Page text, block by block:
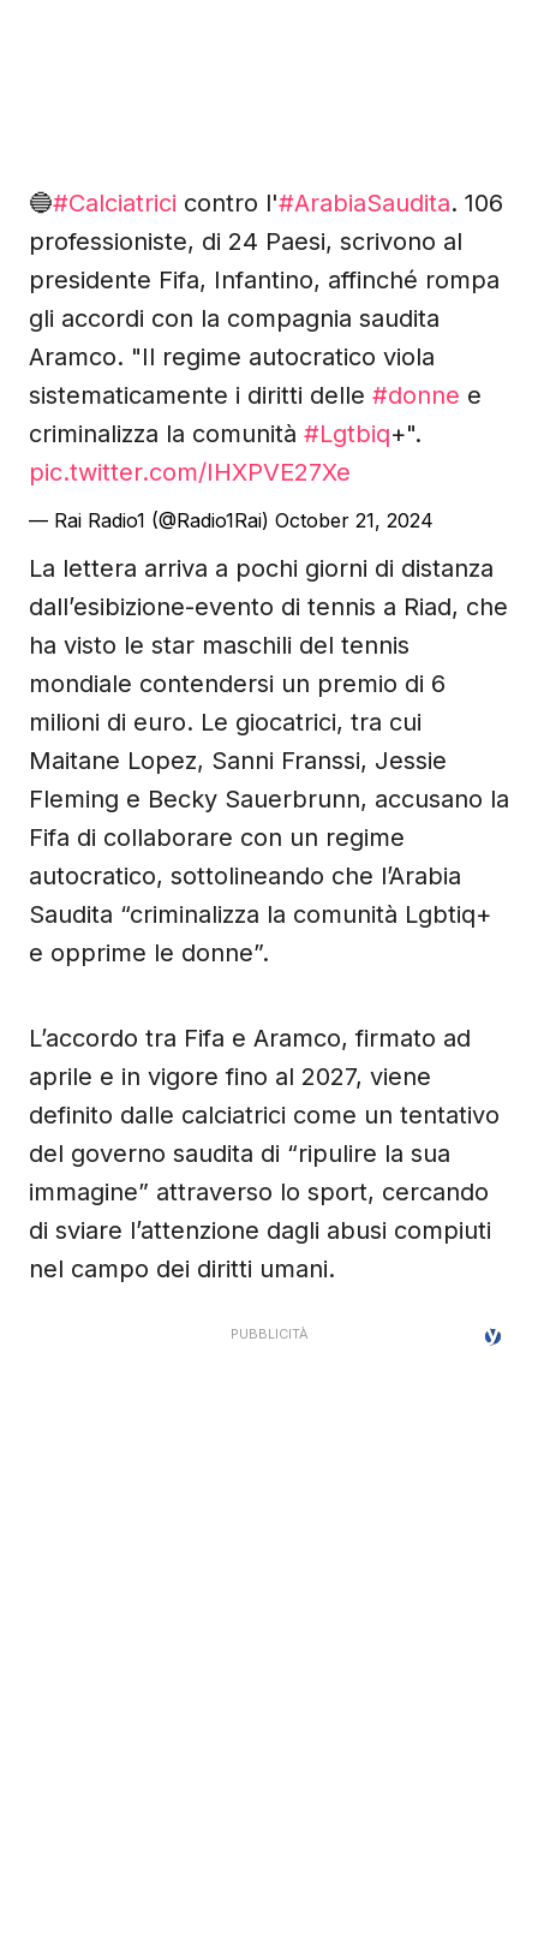
🔵#Calciatrici contro l'#ArabiaSaudita. 106
professioniste, di 24 Paesi, scrivono al
presidente Fifa, Infantino, affinché rompa
gli accordi con la compagnia saudita
Aramco. "Il regime autocratico viola
sistematicamente i diritti delle #donne e
criminalizza la comunità #Lgtbiq+".
pic.twitter.com/IHXPVE27Xe
— Rai Radio1 (@Radio1Rai) October 21, 2024
La lettera arriva a pochi giorni di distanza
dall’esibizione-evento di tennis a Riad, che
ha visto le star maschili del tennis
mondiale contendersi un premio di 6
milioni di euro. Le giocatrici, tra cui
Maitane Lopez, Sanni Franssi, Jessie
Fleming e Becky Sauerbrunn, accusano la
Fifa di collaborare con un regime
autocratico, sottolineando che l’Arabia
Saudita “criminalizza la comunità Lgbtiq+
e opprime le donne”.
L’accordo tra Fifa e Aramco, firmato ad
aprile e in vigore fino al 2027, viene
definito dalle calciatrici come un tentativo
del governo saudita di “ripulire la sua
immagine” attraverso lo sport, cercando
di sviare l’attenzione dagli abusi compiuti
nel campo dei diritti umani.